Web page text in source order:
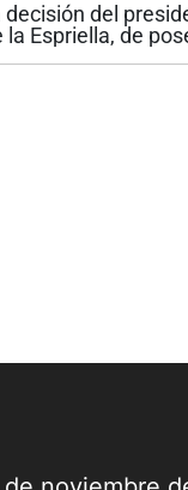
decisión del
la Espriella, de